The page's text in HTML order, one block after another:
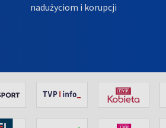
nadużyciom i korupcji